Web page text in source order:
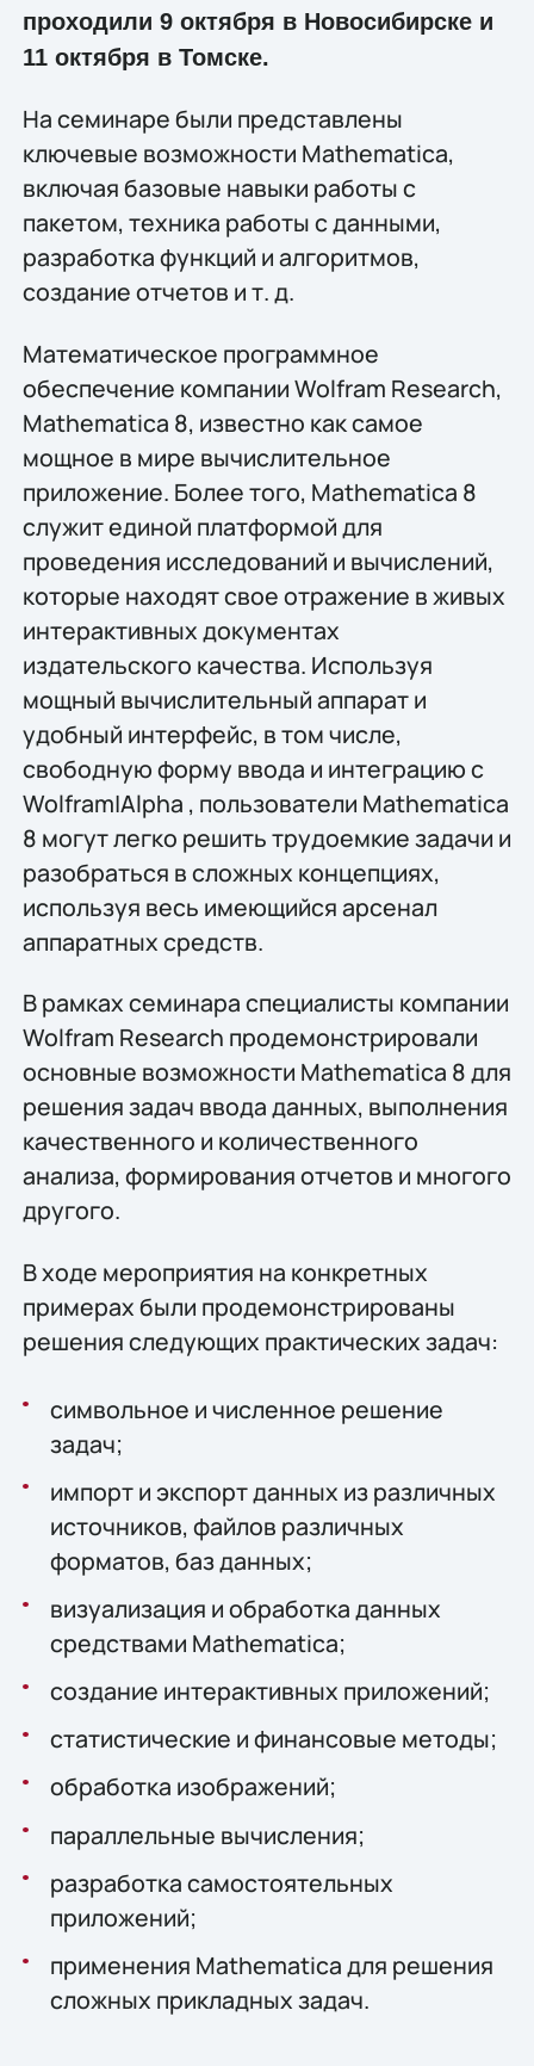
проходили 9 октября в Новосибирске и
11 октября в Томске.
На семинаре были представлены
ключевые возможности Mathematica,
включая базовые навыки работы с
пакетом, техника работы с данными,
разработка функций и алгоритмов,
создание отчетов и т. д.
Mатематическое программное
обеспечение компании Wolfram Research,
Mathematica 8, известно как самое
мощное в мире вычислительное
приложение. Более того, Mathematica 8
служит единой платформой для
проведения исследований и вычислений,
которые находят свое отражение в живых
интерактивных документах
издательского качества. Используя
мощный вычислительный аппарат и
удобный интерфейс, в том числе,
свободную форму ввода и интеграцию с
Wolfram|Alpha , пользователи Mathematica
8 могут легко решить трудоемкие задачи и
разобраться в сложных концепциях,
используя весь имеющийся арсенал
аппаратных средств.
В рамках семинара специалисты компании
Wolfram Research продемонстрировали
основные возможности Mathematica 8 для
решения задач ввода данных, выполнения
качественного и количественного
анализа, формирования отчетов и многого
другого.
В ходе мероприятия на конкретных
примерах были продемонстрированы
решения следующих практических задач:
символьное и численное решение
задач;
импорт и экспорт данных из различных
источников, файлов различных
форматов, баз данных;
визуализация и обработка данных
средствами Mathematica;
создание интерактивных приложений;
статистические и финансовые методы;
обработка изображений;
параллельные вычисления;
разработка самостоятельных
приложений;
применения Mathematica для решения
сложных прикладных задач.